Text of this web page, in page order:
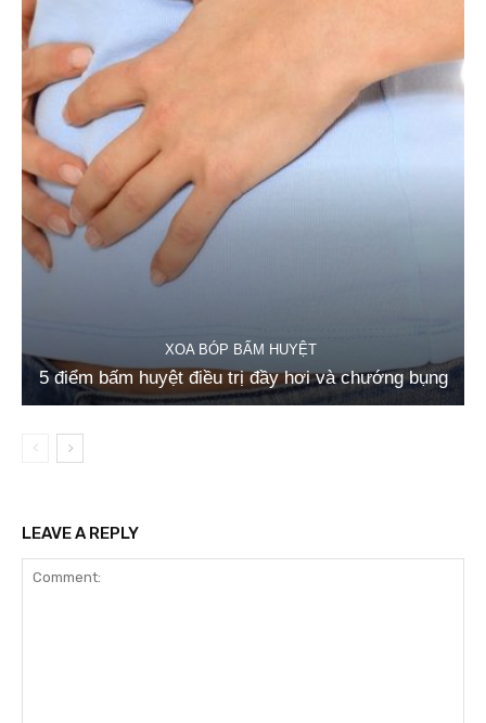
XOA BÓP BẤM HUYỆT
5 điểm bấm huyệt điều trị đầy hơi và chướng bụng
LEAVE A REPLY